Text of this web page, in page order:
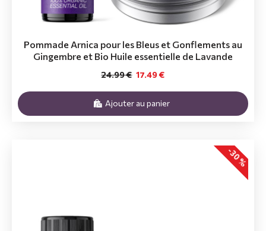
Pommade Arnica pour les Bleus et Gonflements au
Gingembre et Bio Huile essentielle de Lavande
17.49 €
24.99 €
Ajouter au panier
-30 %